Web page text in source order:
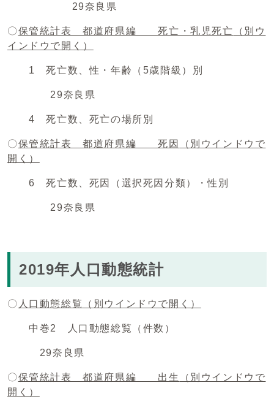
29奈良県
〇保管統計表 都道府県編 死亡・乳児死亡 （別ウ
インドウで開く）
1 死亡数、性・年齢（5歳階級）別
29奈良県
4 死亡数、死亡の場所別
〇保管統計表 都道府県編 死因
（別ウインドウで
開く）
6 死亡数、死因（選択死因分類）・性別
29奈良県
2019年人口動態統計
〇 人口動態総覧 （別ウインドウで開く）
中巻2 人口動態総覧（件数）
29奈良県
〇保管統計表 都道府県編 出生
（別ウインドウで
開く）